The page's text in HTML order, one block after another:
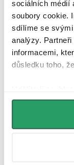
sociálních médií
soubory cookie.
sdílíme se
analýzy.
informacemi,
důsledku toho,
můžeme
osobní údaje